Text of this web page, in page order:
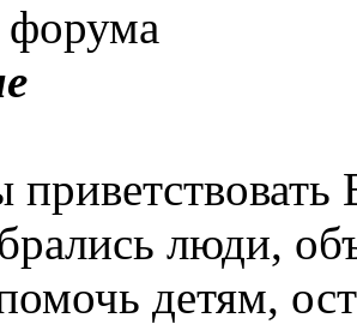
форума
люди,
детям,